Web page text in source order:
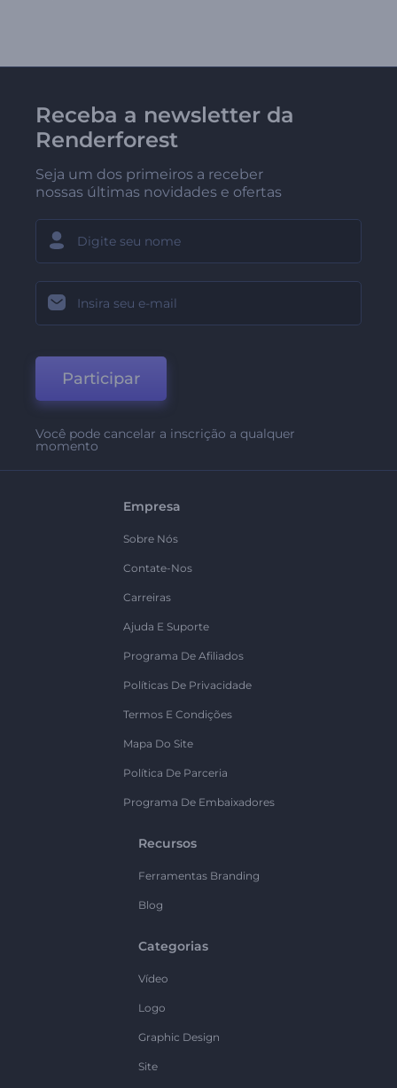
Receba a newsletter da
Renderforest
Seja um dos primeiros a receber
nossas últimas novidades e ofertas
Participar
Você pode cancelar a inscrição a qualquer
momento
Empresa
Sobre Nós
Contate-Nos
Carreiras
Ajuda E Suporte
Programa De Afiliados
Políticas De Privacidade
Termos E Condições
Mapa Do Site
Política De Parceria
Programa De Embaixadores
Recursos
Ferramentas Branding
Blog
Categorias
Vídeo
Logo
Graphic Design
Site